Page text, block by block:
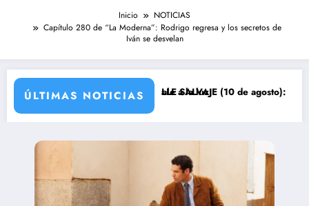
Inicio
NOTICIAS
Capítulo 280 de “La Moderna”: Rodrigo regresa y los secretos de
Iván se desvelan
ÚLTIMAS NOTICIAS
el secreto de Tasio sale a la luz
Avance VALLE SALVAJE (10 de agosto): el robo de